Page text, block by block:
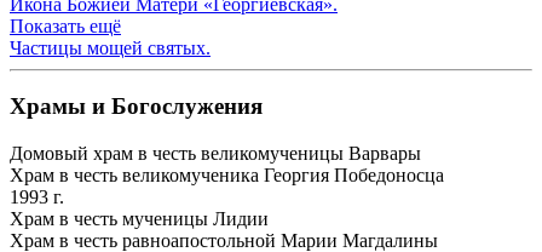
Показать ещё
Частицы мощей святых.
Храмы и Богослужения
Домовый храм в честь великомученицы Варвары
Храм в честь великомученика Георгия Победоносца
1993 г.
Храм в честь мученицы Лидии
Храм в честь равноапостольной Марии Магдалины